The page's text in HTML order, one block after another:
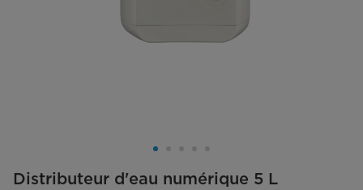
Distributeur d'eau numérique 5 L